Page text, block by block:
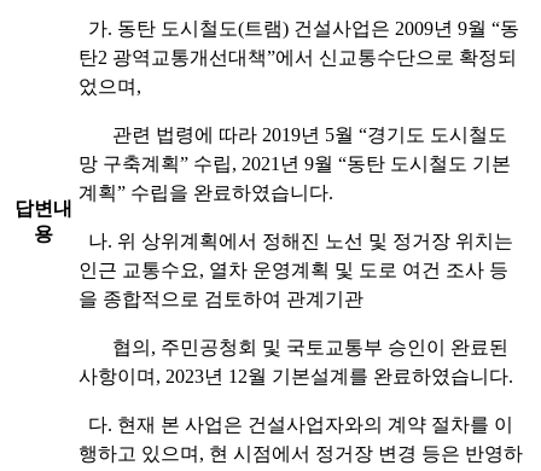
답변내
용
가. 동탄 도시철도(트램) 건설사업은 2009년 9월 “동
탄2 광역교통개선대책”에서 신교통수단으로 확정되
었으며,
관련 법령에 따라 2019년 5월 “경기도 도시철도
망 구축계획” 수립, 2021년 9월 “동탄 도시철도 기본
계획” 수립을 완료하였습니다.
나. 위 상위계획에서 정해진 노선 및 정거장 위치는
인근 교통수요, 열차 운영계획 및 도로 여건 조사 등
을 종합적으로 검토하여 관계기관
협의, 주민공청회 및 국토교통부 승인이 완료된
사항이며, 2023년 12월 기본설계를 완료하였습니다.
다. 현재 본 사업은 건설사업자와의 계약 절차를 이
행하고 있으며, 현 시점에서 정거장 변경 등은 반영하